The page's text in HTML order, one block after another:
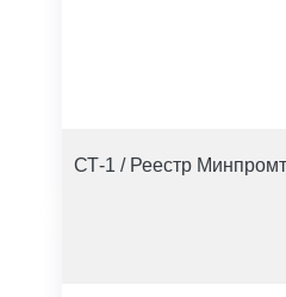
СТ-1 / Реестр